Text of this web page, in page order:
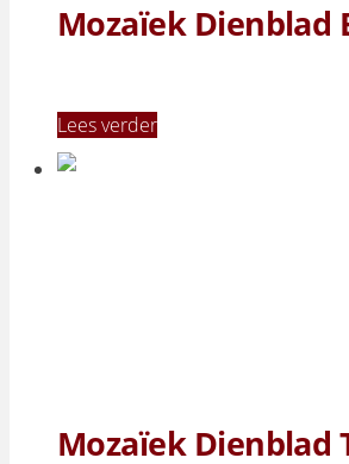
Mozaïek Dienblad
Lees verder
Mozaïek Dienblad